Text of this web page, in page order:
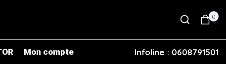
0
Mon compte Infoline : 0608791501